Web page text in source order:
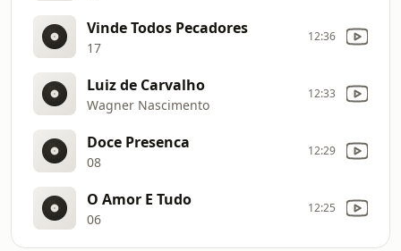
Vinde Todos Pecadores
17
12:36
Luiz de Carvalho
Wagner Nascimento
12:33
Doce Presenca
08
12:29
O Amor E Tudo
06
12:25